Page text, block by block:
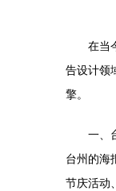
在当
告设计领
擎。
一、
台州的海
节庆活动